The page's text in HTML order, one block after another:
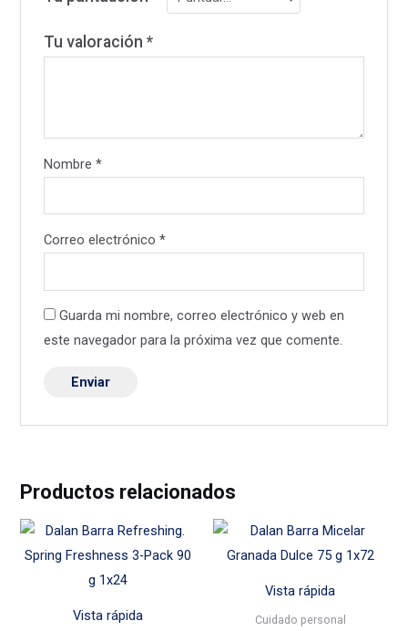
Tu valoración *
Nombre *
Correo electrónico *
Guarda mi nombre, correo electrónico y web en
este navegador para la próxima vez que comente.
Productos relacionados
Vista rápida
Vista rápida
Cuidado personal